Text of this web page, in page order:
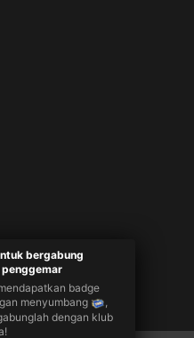
bergabung
badge
menyumbang
dengan klub